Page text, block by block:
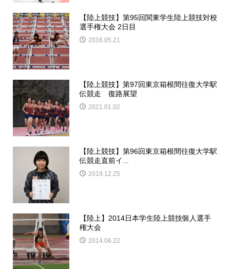
【陸上競技】第95回関東学生陸上競技対校
選手権大会 2日目
2016.05.21
【陸上競技】第97回東京箱根間往復大学駅
伝競走 復路展望
2021.01.02
【陸上競技】第96回東京箱根間往復大学駅
伝競走直前イ...
2019.12.25
【陸上】2014日本学生陸上競技個人選手
権大会
2014.06.22